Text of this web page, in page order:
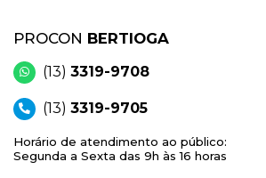
PROCON BERTIOGA
(13) 3319-9708
(13) 3319-9705
Horário de atendimento ao público:
Segunda a Sexta das 9h às 16 horas